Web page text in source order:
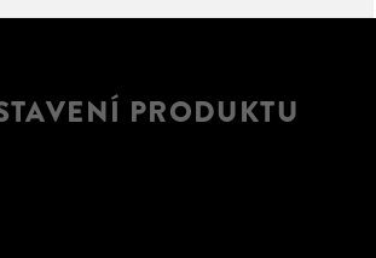
PRODUKTU